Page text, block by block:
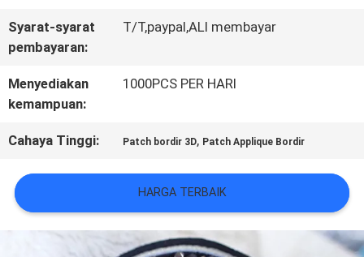
BERITA
SEMUA
KASUS
VR
SHOW
Syarat-syarat
pembayaran:
T/T,paypal,ALI membayar
Menyediakan
kemampuan:
1000PCS PER HARI
Cahaya Tinggi: Patch bordir 3D, Patch Applique Bordir
HARGA TERBAIK